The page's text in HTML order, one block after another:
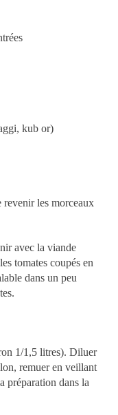
kub or)
revenir les morceaux
avec la viande
tomates coupés en
dans un peu
1/1,5 litres). Diluer
remuer en veillant
préparation dans la